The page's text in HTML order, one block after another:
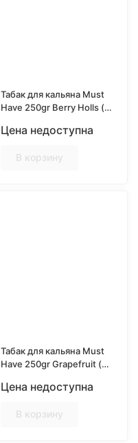
Табак для кальяна Must
Have 250gr Berry Holls (с
леденцов)
Цена недоступна
В корзину
Табак для кальяна Must
Have 250gr Grapefruit (с
Цена недоступна
В корзину